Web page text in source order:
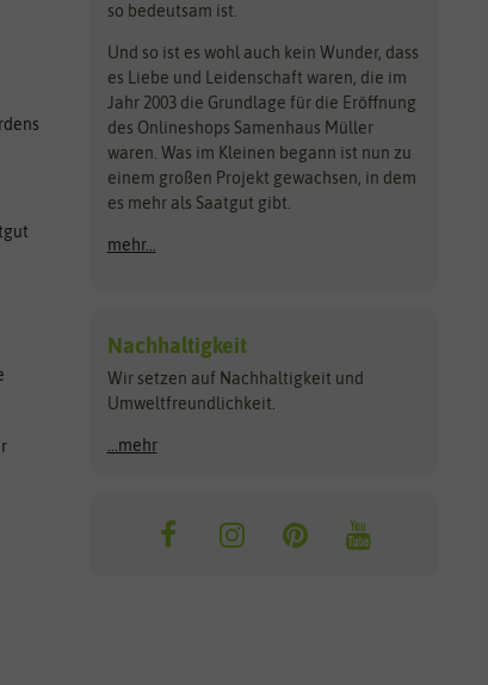
so bedeutsam ist.
Und so ist es wohl auch kein Wunder, dass
es Liebe und Leidenschaft waren, die im
Jahr 2003 die Grundlage für die Eröffnung
des Onlineshops Samenhaus Müller
waren. Was im Kleinen begann ist nun zu
einem großen Projekt gewachsen, in dem
es mehr als Saatgut gibt.
mehr...
Nachhaltigkeit
Wir setzen auf Nachhaltigkeit und
Umweltfreundlichkeit.
...mehr